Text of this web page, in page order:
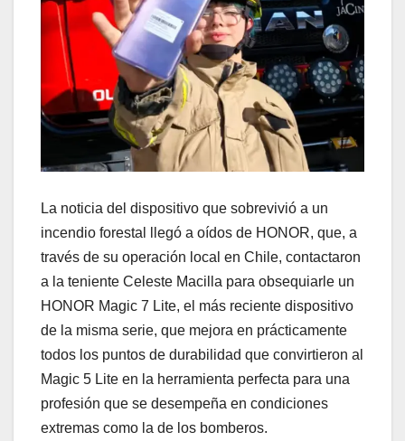
La noticia del dispositivo que sobrevivió a un
incendio forestal llegó a oídos de HONOR, que, a
través de su operación local en Chile, contactaron
a la teniente Celeste Macilla para obsequiarle un
HONOR Magic 7 Lite, el más reciente dispositivo
de la misma serie, que mejora en prácticamente
todos los puntos de durabilidad que convirtieron al
Magic 5 Lite en la herramienta perfecta para una
profesión que se desempeña en condiciones
extremas como la de los bomberos.